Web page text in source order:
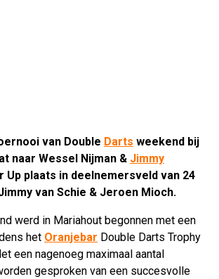
van Double Darts weekend bij
naar Wessel Nijman & Jimmy
Up plaats in deelnemersveld van 24
van Schie & Jeroen Mioch.
werd in Mariahout begonnen met een
het Oranjebar Double Darts Trophy
een nagenoeg maximaal aantal
gesproken van een succesvolle